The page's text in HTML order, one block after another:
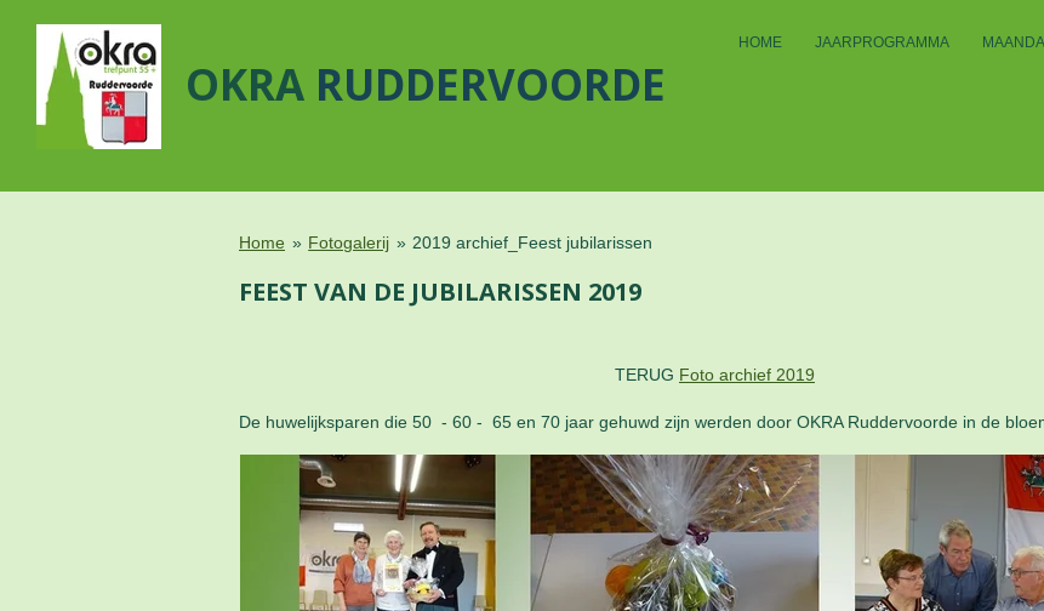
direct
hoofdinhoud
OKRA RUDDERVOORDE
HOME JAARPROGRAMMA
Home » Fotogalerij » 2019 archief_Feest jubilarissen
FEEST VAN DE JUBILARISSEN 2019
TERUG Foto archief 2019
De huwelijksparen die 50 - 60 - 65 en 70 jaar gehuwd zijn werden door OKRA Ruddervoorde in de